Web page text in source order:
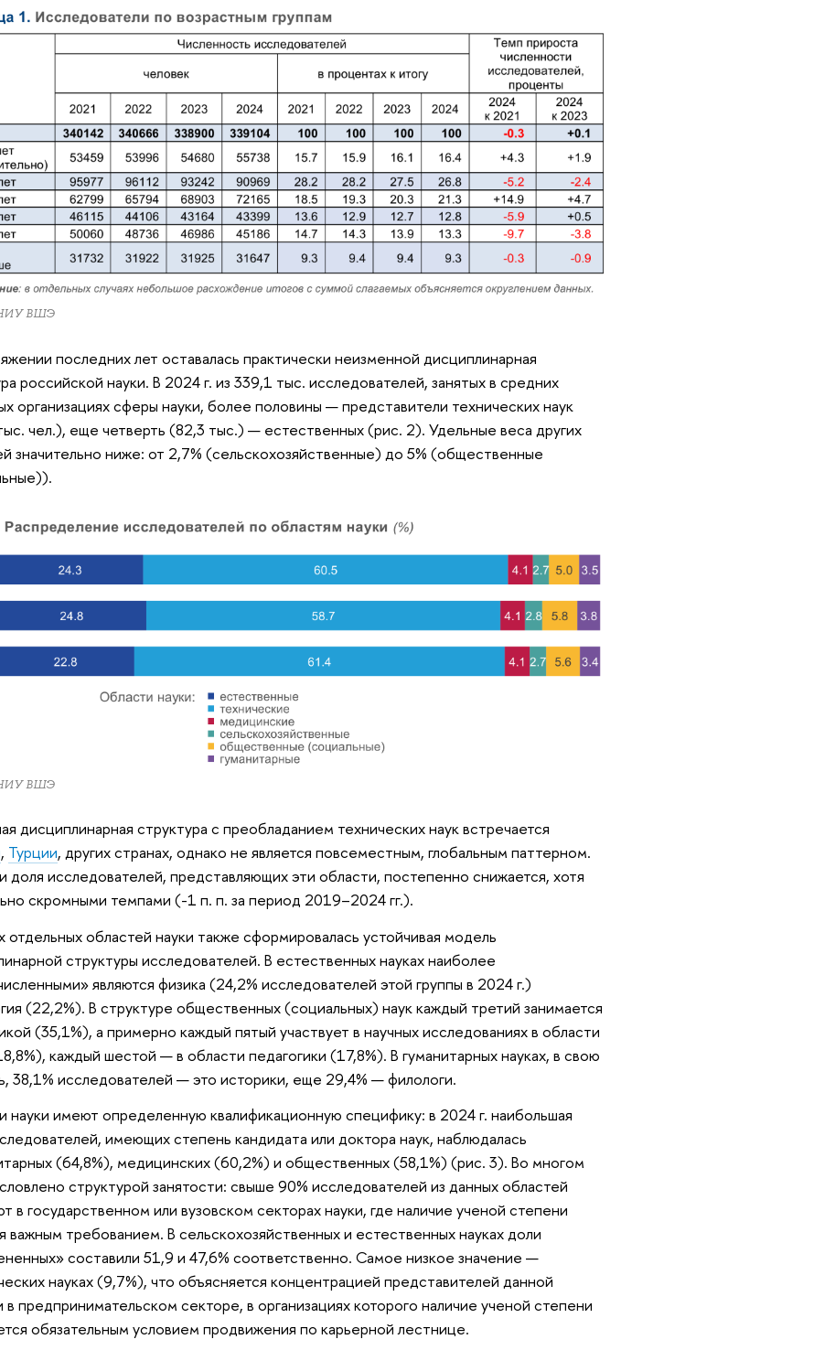
ВШЭ
последних лет оставалась практически неизменной дисциплинарная
российской науки. В 2024 г. из 339,1 тыс. исследователей, занятых в средних
организациях сферы науки, более половины — представители технических наук
чел.), еще четверть (82,3 тыс.) — естественных (рис. 2). Удельные веса других
значительно ниже: от 2,7% (сельскохозяйственные) до 5% (общественные
ВШЭ
дисциплинарная структура с преобладанием технических наук встречается
, Турции, других странах, однако не является повсеместным, глобальным паттерном.
доля исследователей, представляющих эти области, постепенно снижается, хотя
скромными темпами (-1 п. п. за период 2019–2024 гг.).
отдельных областей науки также сформировалась устойчивая модель
структуры исследователей. В естественных науках наиболее
являются физика (24,2% исследователей этой группы в 2024 г.)
(22,2%). В структуре общественных (социальных) наук каждый третий занимается
(35,1%), а примерно каждый пятый участвует в научных исследованиях в области
каждый шестой — в области педагогики (17,8%). В гуманитарных науках, в свою
38,1% исследователей — это историки, еще 29,4% — филологи.
науки имеют определенную квалификационную специфику: в 2024 г. наибольшая
имеющих степень кандидата или доктора наук, наблюдалась
(64,8%), медицинских (60,2%) и общественных (58,1%) (рис. 3). Во многом
структурой занятости: свыше 90% исследователей из данных областей
в государственном или вузовском секторах науки, где наличие ученой степени
важным требованием. В сельскохозяйственных и естественных науках доли
составили 51,9 и 47,6% соответственно. Самое низкое значение —
науках (9,7%), что объясняется концентрацией представителей данной
в предпринимательском секторе, в организациях которого наличие ученой степени
обязательным условием продвижения по карьерной лестнице.